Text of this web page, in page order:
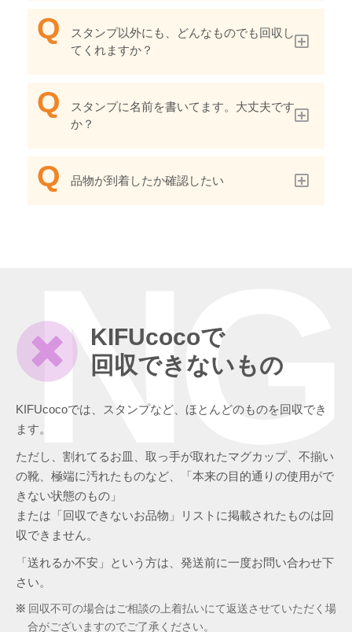
スタンプ以外にも、どんなものでも回収し
てくれますか？
スタンプに名前を書いてます。大丈夫です
か？
品物が到着したか確認したい
KIFUcocoで
回収できないもの
KIFUcocoでは、スタンプなど、ほとんどのものを回収でき
ます。
ただし、割れてるお皿、取っ手が取れたマグカップ、不揃い
の靴、極端に汚れたものなど、「本来の目的通りの使用がで
きない状態のもの」
または「回収できないお品物」リストに掲載されたものは回
収できません。
「送れるか不安」という方は、発送前に一度お問い合わせ下
さい。
回収不可の場合はご相談の上着払いにて返送させていただく場
合がございますのでご了承ください。
NG